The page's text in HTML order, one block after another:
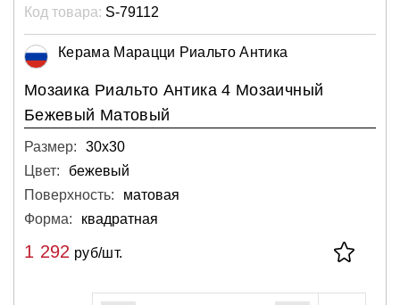
Код товара: S-79112
Керама Марацци Риальто Антика
Мозаика Риальто Антика 4 Мозаичный
Бежевый Матовый
Размер:
30х30
Цвет:
бежевый
Поверхность:
матовая
Форма:
квадратная
1 292 руб/шт.